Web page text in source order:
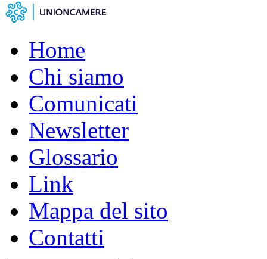
Home
Chi siamo
Comunicati
Newsletter
Glossario
Link
Mappa del sito
Contatti